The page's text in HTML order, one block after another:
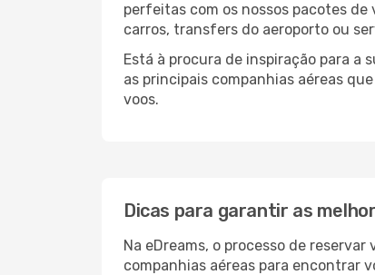
perfeitas com os nossos pacotes
carros, transfers do aeroporto ou
Está à procura de inspiração para a
as principais companhias aéreas
voos.
Dicas para garantir as
Na eDreams, o processo de
companhias aéreas para encontrar